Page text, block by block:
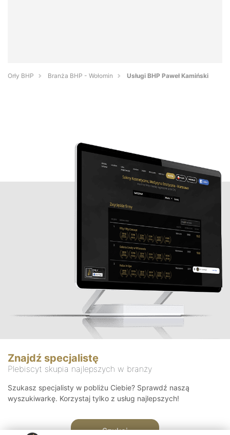
Orły BHP Branża BHP - Wołomin Usługi BHP Paweł Kamiński
Znajdź specjalistę
Plebiscyt skupia najlepszych w branży
Szukasz specjalisty w pobliżu Ciebie? Sprawdź naszą
wyszukiwarkę. Korzystaj tylko z usług najlepszych!
Szukaj